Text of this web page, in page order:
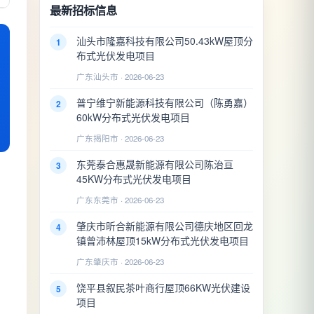
最新招标信息
1
汕头市隆嘉科技有限公司50.43kW屋顶分
布式光伏发电项目
广东汕头市 · 2026-06-23
2
普宁维宁新能源科技有限公司（陈勇嘉）
60kW分布式光伏发电项目
广东揭阳市 · 2026-06-23
3
东莞泰合惠晟新能源有限公司陈治亘
45KW分布式光伏发电项目
广东东莞市 · 2026-06-23
4
肇庆市昕合新能源有限公司德庆地区回龙
镇曾沛林屋顶15kW分布式光伏发电项目
广东肇庆市 · 2026-06-23
5
饶平县叙民茶叶商行屋顶66KW光伏建设
项目